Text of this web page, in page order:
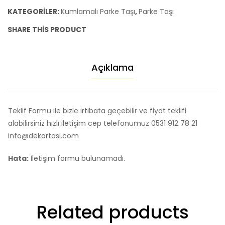
8
adet
KATEGORILER:Kumlamalı Parke Taşı,Parke Taşı
SHARE THIS PRODUCT
Açıklama
Teklif Formu ile bizle irtibata geçebilir ve fiyat teklifi
alabilirsiniz hızlı iletişim cep telefonumuz 0531 912 78 21
info@dekortasi.com
Hata: İletişim formu bulunamadı.
Related products